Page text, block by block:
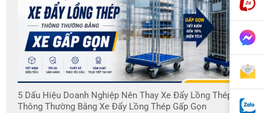
5 Dấu Hiệu Doanh Nghiệp Nên Thay Xe Đẩy Lồng Thép
Thông Thường Bằng Xe Đẩy Lồng Thép Gấp Gọn